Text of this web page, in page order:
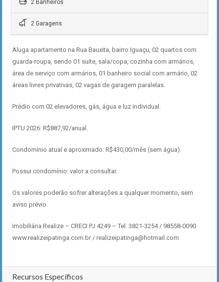
2 Banheiros
2 Garagens
Aluga apartamento na Rua Bauxita, bairro Iguaçu, 02 quartos com
guarda-roupa, sendo 01 suíte, sala/copa, cozinha com armários,
área de serviço com armários, 01 banheiro social com armário, 02
áreas livres privativas, 02 vagas de garagem paralelas.
Prédio com 02 elevadores, gás, água e luz individual.
IPTU 2026: R$887,92/anual.
Condomínio atual e aproximado: R$430,00/mês (sem água).
Possui condomínio: valor a consultar.
Os valores poderão sofrer alterações a qualquer momento, sem
aviso prévio.
Imobiliária Realize – CRECI PJ 4249 – Tel: 3821-3254 / 98558-0090
www.realizeipatinga.com.br / realizeipatinga@hotmail.com
Recursos Específicos